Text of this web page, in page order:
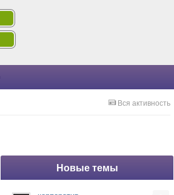
Вся активность
Новые темы